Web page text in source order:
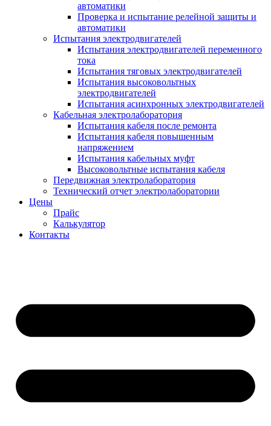
автоматики
Проверка и испытание релейной защиты и
автоматики
Испытания электродвигателей
Испытания электродвигателей переменного
тока
Испытания тяговых электродвигателей
Испытания высоковольтных
электродвигателей
Испытания асинхронных электродвигателей
Кабельная электролаборатория
Испытания кабеля после ремонта
Испытания кабеля повышенным
напряжением
Испытания кабельных муфт
Высоковольтные испытания кабеля
Передвижная электролаборатория
Технический отчет электролаборатории
Цены
Прайс
Калькулятор
Контакты